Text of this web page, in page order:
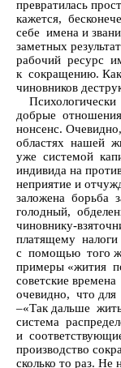
превратилась
кажется,
себе имена и
заметных
рабочий ресурс
к сокращению. Как
чиновников
Психологически
добрые
нонсенс.
областях нашей
уже системой
индивида на
неприятие и
заложена борьба
голодный,
чиновнику-
платящему
с помощью того
примеры «жития
советские
очевидно, что для
–«Так дальше
система
и
производство
сколько то раз. Не